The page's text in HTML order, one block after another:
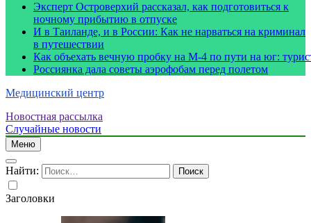
Эксперт Островерхий рассказал, как подготовиться к
ночному прибытию в отпуске
И в Таиланде, и в России: Как не нарваться на криминал
в путешествии
Как объехать вечную пробку на М-4 по пути на юг:
Россиянка дала советы аэрофобам перед полетом
Медицинский центр
Новостная рассылка
Случайные новости
Меню
Найти:
Заголовки